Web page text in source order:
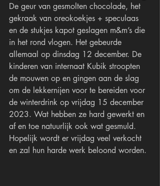
De geur van gesmolten chocolade, het
gekraak van oreokoekjes + speculaas
en de stukjes kapot geslagen m&m’s die
in het rond vlogen. Het gebeurde
allemaal op dinsdag 12 december. De
kinderen van internaat Kubik stroopten
de mouwen op en gingen aan de slag
om de lekkernijen voor te bereiden voor
de winterdrink op vrijdag 15 december
2023. Wat hebben ze hard gewerkt en
af en toe natuurlijk ook wat gesmuld.
Hopelijk wordt er vrijdag veel verkocht
en zal hun harde werk beloond worden.